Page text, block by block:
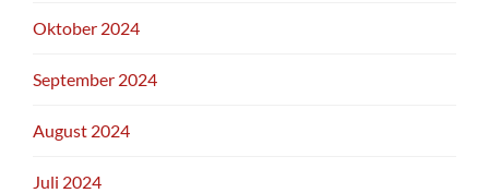
Oktober 2024
September 2024
August 2024
Juli 2024